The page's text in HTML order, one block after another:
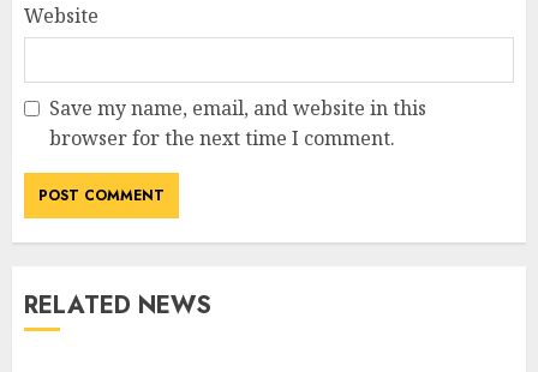
Website
Save my name, email, and website in this
browser for the next time I comment.
RELATED NEWS